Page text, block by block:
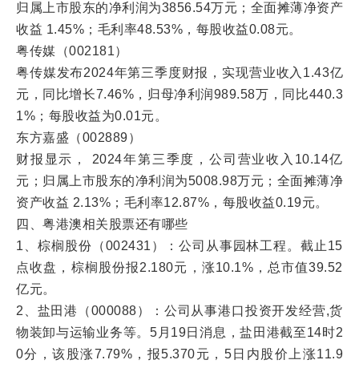
归属上市股东的净利润为3856.54万元；全面摊薄净资产
收益 1.45%；毛利率48.53%，每股收益0.08元。
粤传媒（002181）
粤传媒发布2024年第三季度财报，实现营业收入1.43亿
元，同比增长7.46%，归母净利润989.58万，同比440.3
1%；每股收益为0.01元。
东方嘉盛（002889）
财报显示， 2024年第三季度，公司营业收入10.14亿
元；归属上市股东的净利润为5008.98万元；全面摊薄净
资产收益 2.13%；毛利率12.87%，每股收益0.19元。
四、粤港澳相关股票还有哪些
1、棕榈股份（002431）：公司从事园林工程。截止15
点收盘，棕榈股份报2.180元，涨10.1%，总市值39.52
亿元。
2、盐田港（000088）：公司从事港口投资开发经营,货
物装卸与运输业务等。5月19日消息，盐田港截至14时2
0分，该股涨7.79%，报5.370元，5日内股价上涨11.9